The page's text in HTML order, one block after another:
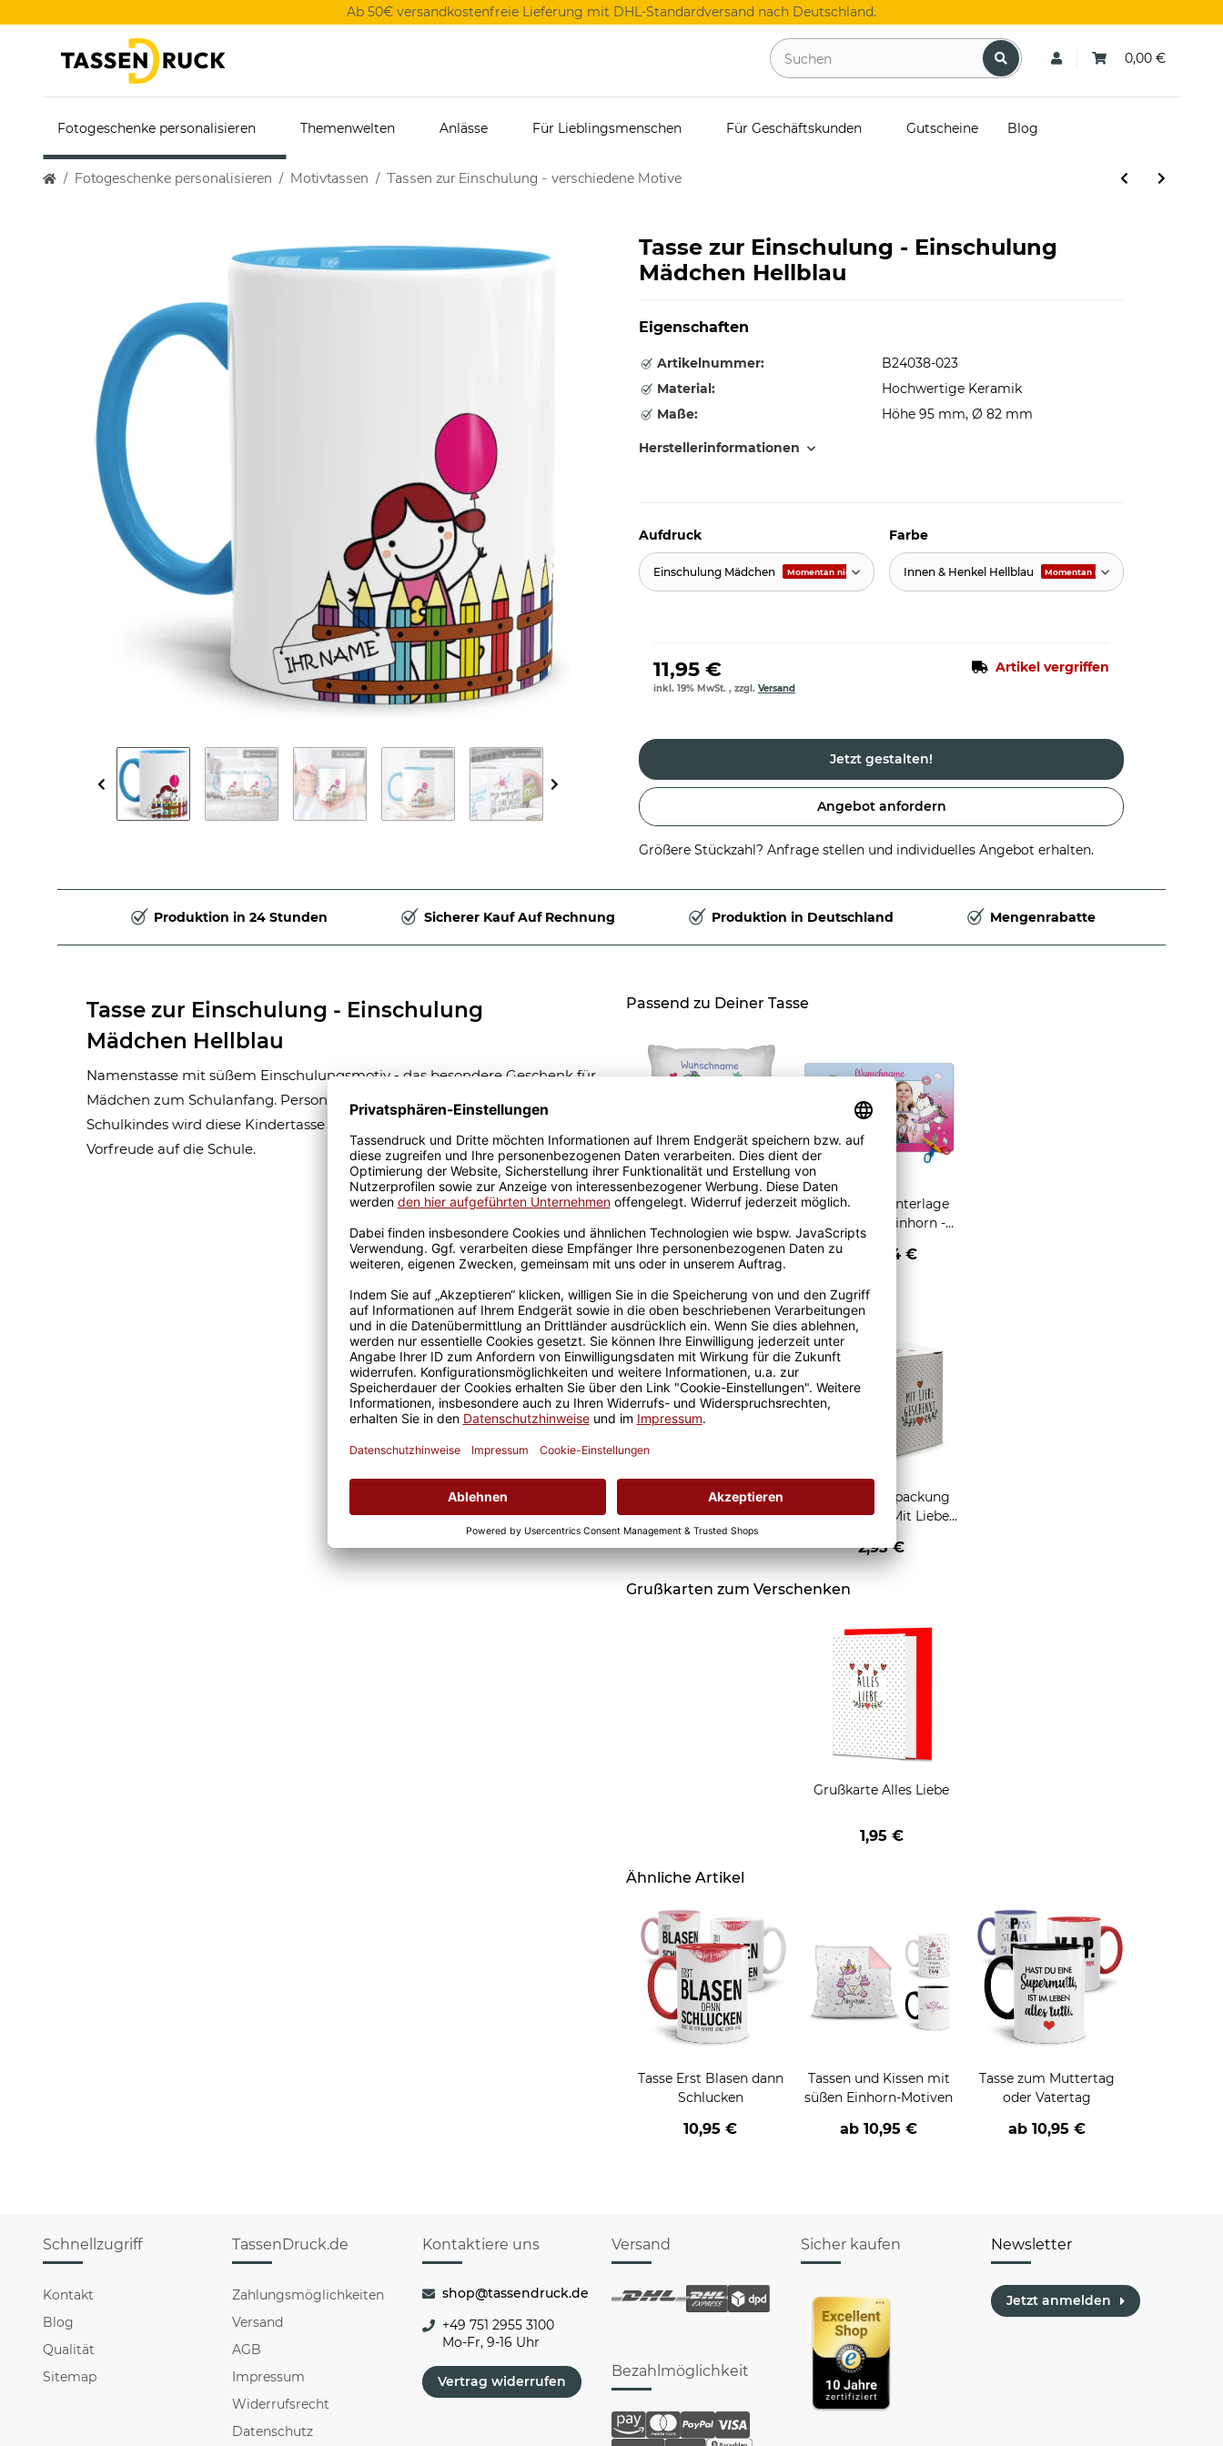
Ab 50€ versandkostenfreie Lieferung mit DHL-Standardversand nach Deutschland.
0,00 €
Fotogeschenke personalisieren Themenwelten Anlässe Für Lieblingsmenschen Für Geschäftskunden Gutscheine Blog
Fotogeschenke personalisieren Motivtassen Tassen zur Einschulung - verschiedene Motive
Tasse zur Einschulung - Einschulung
Mädchen Hellblau
Eigenschaften
Artikelnummer:
B24038-023
Material:
Hochwertige Keramik
Maße:
Höhe 95 mm, Ø 82 mm
Herstellerinformationen
Aufdruck
Einschulung Mädchen Momentan nicht verfügbar
Farbe
Innen & Henkel Hellblau Momentan nicht verfügbar
11,95 € Artikel vergriffen
inkl. 19% MwSt. , zzgl. Versand
Jetzt gestalten!
Angebot anfordern
Größere Stückzahl? Anfrage stellen und individuelles Angebot erhalten.
Produktion in 24 Stunden Sicherer Kauf Auf Rechnung Produktion in Deutschland Mengenrabatte
Tasse zur Einschulung - Einschulung
Mädchen Hellblau
Namenstasse mit süßem Einschulungsmotiv - das besondere Geschenk für
Mädchen zum Schulanfang. Personalisiert mit dem Namen des
Schulkindes wird diese Kindertasse zum Hingucker und weckt die
Vorfreude auf die Schule.
Passend zu Deiner Tasse
Fotokissen zur
rosa Rahmen - mit
Foto, Name und Jahr
ab16,95 €
Schreibtischunterlage
für Kinder - Einhorn -
Donuts - mit Fotos und
Name personalisierbar -
ab 19,94 €
Passende Verpackungen
Geschenkverpackung
für Tassen - Mit Liebe
2,95 €
Grußkarten zum Verschenken
Grußkarte Alles Liebe
1,95 €
Ähnliche Artikel
Tasse Erst Blasen dann
Schlucken
10,95 €
Tassen und Kissen mit
süßen Einhorn-Motiven
ab10,95 €
Tasse zum Muttertag
oder Vatertag
ab10,95 €
Schnellzugriff
Kontakt
Blog
Qualität
Sitemap
TassenDruck.de
Zahlungsmöglichkeiten
Versand
AGB
Impressum
Widerrufsrecht
Datenschutz
Kontaktiere uns
shop@tassendruck.de
+49 751 2955 3100
Mo-Fr, 9-16 Uhr
Vertrag widerrufen
Versand
Bezahlmöglichkeit
Sicher kaufen Newsletter
Jetzt anmelden